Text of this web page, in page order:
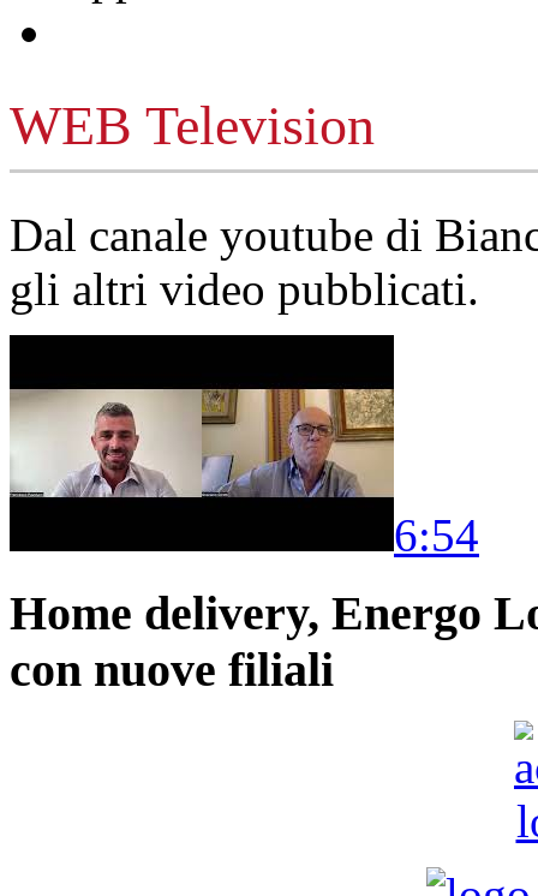
WEB Television
Dal canale youtube di
gli altri video pubblicati.
6:54
Home delivery, Energo
con nuove filiali